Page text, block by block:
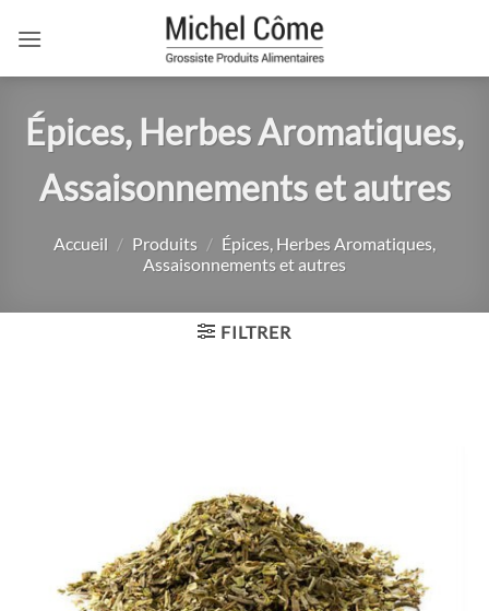
Épices, Herbes Aromatiques,
Assaisonnements et autres
Accueil / Produits / Épices, Herbes Aromatiques,
Assaisonnements et autres
FILTRER